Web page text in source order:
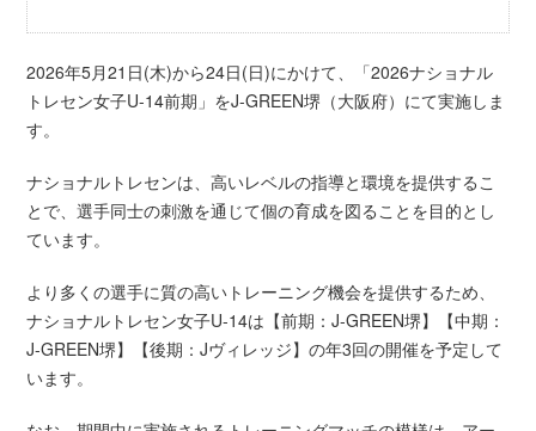
2026年5月21日(木)から24日(日)にかけて、「2026ナショナル
トレセン女子U-14前期」をJ-GREEN堺（大阪府）にて実施しま
す。
ナショナルトレセンは、高いレベルの指導と環境を提供するこ
とで、選手同士の刺激を通じて個の育成を図ることを目的とし
ています。
より多くの選手に質の高いトレーニング機会を提供するため、
ナショナルトレセン女子U-14は【前期：J-GREEN堺】【中期：
J-GREEN堺】【後期：Jヴィレッジ】の年3回の開催を予定して
います。